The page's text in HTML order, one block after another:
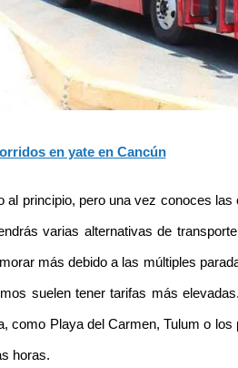
en yate en Cancún
principio, pero una vez conoces
varias alternativas de
más debido a las múltiples
suelen tener tarifas más
como Playa del Carmen, Tulum o
horas.